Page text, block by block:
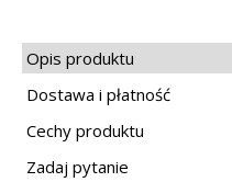
Opis produktu
Dostawa i płatność
Cechy produktu
Zadaj pytanie